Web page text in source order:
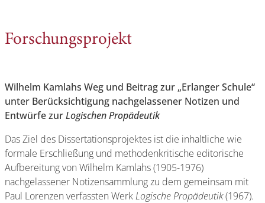
Forschungsprojekt
Wilhelm Kamlahs Weg und Beitrag zur „Erlanger Schule“
unter Berücksichtigung nachgelassener Notizen und
Entwürfe zurLogischen Propädeutik
Das Ziel des Dissertationsprojektes ist die inhaltliche wie
formale Erschließung und methodenkritische editorische
Aufbereitung von Wilhelm Kamlahs (1905-1976)
nachgelassener Notizensammlung zu dem gemeinsam mit
Paul Lorenzen verfassten WerkLogische Propädeutik(1967).